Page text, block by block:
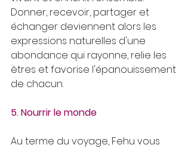
Donner, recevoir, partager et
échanger deviennent alors les
expressions naturelles d'une
abondance qui rayonne, relie les
êtres et favorise l'épanouissement
de chacun.
5. Nourrir le monde
Au terme du voyage, Fehu vous